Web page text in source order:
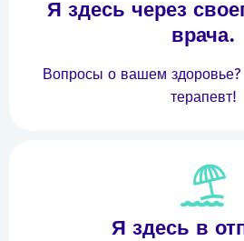
Я здесь через
врача.
Вопросы о вашем здоровье?
терапевт!
Я здесь в